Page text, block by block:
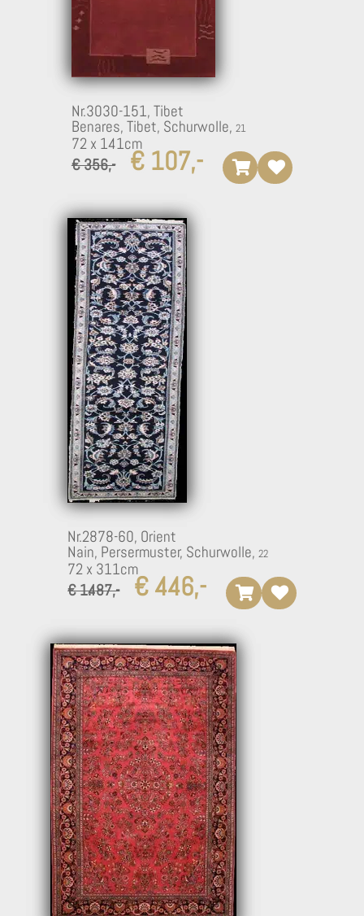
Nr.3030-151, Tibet
Benares, Tibet, Schurwolle,
72 x 141cm
€ 356,-
€ 107,-
Nr.2878-60, Orient
Nain, Persermuster, Schurwolle,
72 x 311cm
€ 1.487,-
€ 446,-